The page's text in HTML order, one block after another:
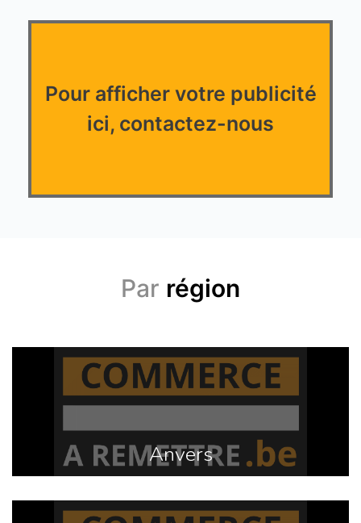
Pour afficher votre publicité
ici, contactez-nous
Par région
Anvers